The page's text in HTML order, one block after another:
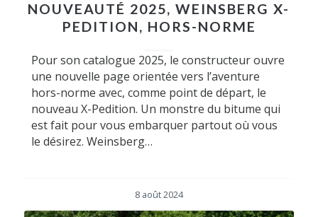
NOUVEAUTÉ 2025, WEINSBERG X-
PEDITION, HORS-NORME
Pour son catalogue 2025, le constructeur ouvre
une nouvelle page orientée vers l’aventure
hors-norme avec, comme point de départ, le
nouveau X-Pedition. Un monstre du bitume qui
est fait pour vous embarquer partout où vous
le désirez. Weinsberg…
8 août 2024